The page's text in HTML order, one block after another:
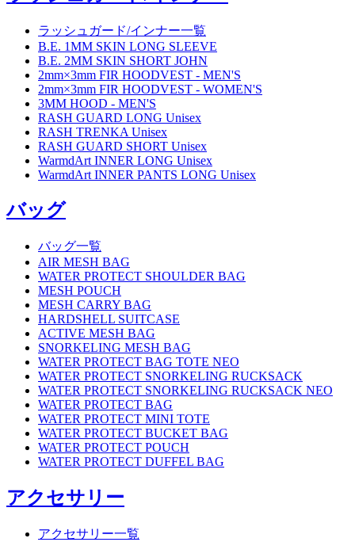
ラッシュガード/インナー一覧
B.E. 1MM SKIN LONG SLEEVE
B.E. 2MM SKIN SHORT JOHN
2mm×3mm FIR HOODVEST - MEN'S
2mm×3mm FIR HOODVEST - WOMEN'S
3MM HOOD - MEN'S
RASH GUARD LONG Unisex
RASH TRENKA Unisex
RASH GUARD SHORT Unisex
WarmdArt INNER LONG Unisex
WarmdArt INNER PANTS LONG Unisex
バッグ
バッグ一覧
AIR MESH BAG
WATER PROTECT SHOULDER BAG
MESH POUCH
MESH CARRY BAG
HARDSHELL SUITCASE
ACTIVE MESH BAG
SNORKELING MESH BAG
WATER PROTECT BAG TOTE NEO
WATER PROTECT SNORKELING RUCKSACK
WATER PROTECT SNORKELING RUCKSACK NEO
WATER PROTECT BAG
WATER PROTECT MINI TOTE
WATER PROTECT BUCKET BAG
WATER PROTECT POUCH
WATER PROTECT DUFFEL BAG
アクセサリー
アクセサリー一覧